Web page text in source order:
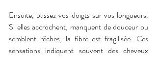
Ensuite, passez vos doigts sur vos longueurs.
Si elles accrochent, manquent de douceur ou
semblent rêches, la fibre est fragilisée. Ces
sensations indiquent souvent des cheveux